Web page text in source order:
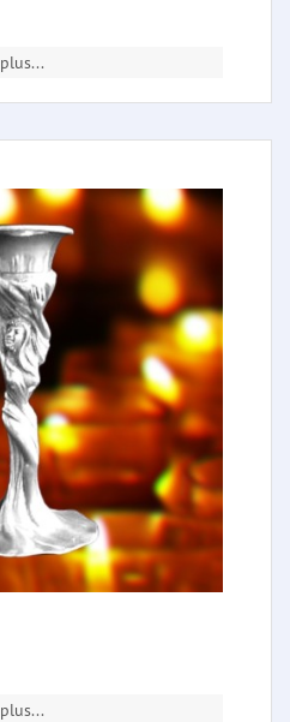
plus...
plus...